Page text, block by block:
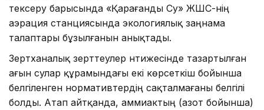
тексеру барысында «Қарағанды Су» ЖШС-нің
аэрация станциясында экологиялық заңнама
талаптары бұзылғанын анықтады.
Зертханалық зерттеулер нәтижесінде тазартылған
ағын сулар құрамындағы екі көрсеткіш бойынша
белгіленген нормативтердің сақталмағаны белгілі
болды. Атап айтқанда, аммиактың (азот бойынша)